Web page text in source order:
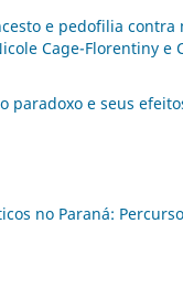
e pedofilia contra
Cage-Florentiny e
paradoxo e seus
no Paraná: